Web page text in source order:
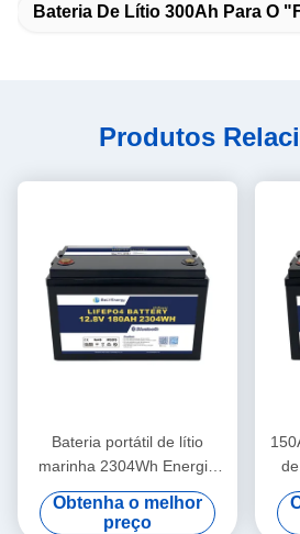
Bateria De Lítio 300Ah Para O
Produtos
Bateria portátil de lítio
marinha 2304Wh Energia
260A Descarga máxima
12,8V180Ah
Obtenha o melhor
preço